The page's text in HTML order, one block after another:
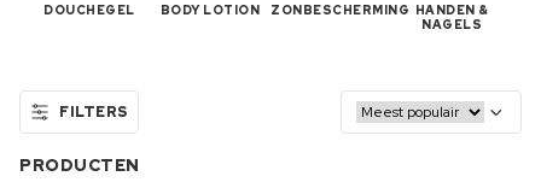
DOUCHEGEL BODY LOTION ZONBESCHERMING HANDEN &
NAGELS
FILTERS
PRODUCTEN